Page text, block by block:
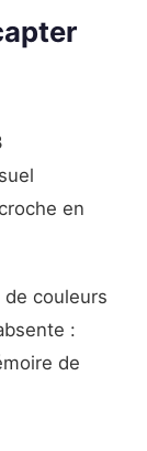
en
couleurs
:
de